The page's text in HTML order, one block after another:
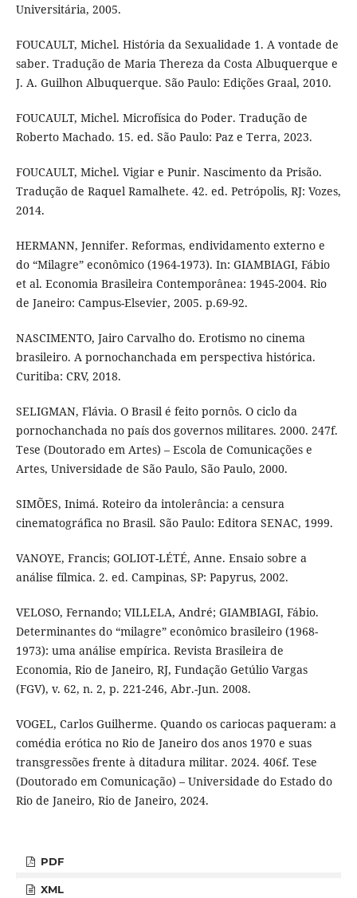
Universitária, 2005.
FOUCAULT, Michel. História da Sexualidade 1. A vontade de
saber. Tradução de Maria Thereza da Costa Albuquerque e
J. A. Guilhon Albuquerque. São Paulo: Edições Graal, 2010.
FOUCAULT, Michel. Microfísica do Poder. Tradução de
Roberto Machado. 15. ed. São Paulo: Paz e Terra, 2023.
FOUCAULT, Michel. Vigiar e Punir. Nascimento da Prisão.
Tradução de Raquel Ramalhete. 42. ed. Petrópolis, RJ: Vozes,
2014.
HERMANN, Jennifer. Reformas, endividamento externo e
do “Milagre” econômico (1964-1973). In: GIAMBIAGI, Fábio
et al. Economia Brasileira Contemporânea: 1945-2004. Rio
de Janeiro: Campus-Elsevier, 2005. p.69-92.
NASCIMENTO, Jairo Carvalho do. Erotismo no cinema
brasileiro. A pornochanchada em perspectiva histórica.
Curitiba: CRV, 2018.
SELIGMAN, Flávia. O Brasil é feito pornôs. O ciclo da
pornochanchada no país dos governos militares. 2000. 247f.
Tese (Doutorado em Artes) – Escola de Comunicações e
Artes, Universidade de São Paulo, São Paulo, 2000.
SIMÕES, Inimá. Roteiro da intolerância: a censura
cinematográfica no Brasil. São Paulo: Editora SENAC, 1999.
VANOYE, Francis; GOLIOT-LÉTÉ, Anne. Ensaio sobre a
análise fílmica. 2. ed. Campinas, SP: Papyrus, 2002.
VELOSO, Fernando; VILLELA, André; GIAMBIAGI, Fábio.
Determinantes do “milagre” econômico brasileiro (1968-
1973): uma análise empírica. Revista Brasileira de
Economia, Rio de Janeiro, RJ, Fundação Getúlio Vargas
(FGV), v. 62, n. 2, p. 221-246, Abr.-Jun. 2008.
VOGEL, Carlos Guilherme. Quando os cariocas paqueram: a
comédia erótica no Rio de Janeiro dos anos 1970 e suas
transgressões frente à ditadura militar. 2024. 406f. Tese
(Doutorado em Comunicação) – Universidade do Estado do
Rio de Janeiro, Rio de Janeiro, 2024.
PDF
XML